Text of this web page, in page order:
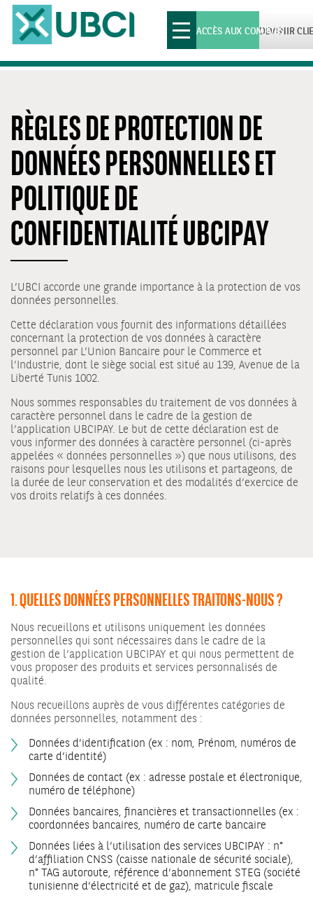
Toggle
navigationDEVENIR
ACCÈS AUX COMPTES
RÈGLES DE PROTECTION DE
DONNÉES PERSONNELLES ET
POLITIQUE DE
CONFIDENTIALITÉ UBCIPAY
L’UBCI accorde une grande importance à la protection de vos
données personnelles.
Cette déclaration vous fournit des informations détaillées
concernant la protection de vos données à caractère
personnel par L’Union Bancaire pour le Commerce et
l’Industrie, dont le siège social est situé au 139, Avenue de la
Liberté Tunis 1002.
Nous sommes responsables du traitement de vos données à
caractère personnel dans le cadre de la gestion de
l’application UBCIPAY. Le but de cette déclaration est de
vous informer des données à caractère personnel (ci-après
appelées « données personnelles ») que nous utilisons, des
raisons pour lesquelles nous les utilisons et partageons, de
la durée de leur conservation et des modalités d’exercice de
vos droits relatifs à ces données.
1. QUELLES DONNÉES PERSONNELLES TRAITONS-NOUS ?
Nous recueillons et utilisons uniquement les données
personnelles qui sont nécessaires dans le cadre de la
gestion de l’application UBCIPAY et qui nous permettent de
vous proposer des produits et services personnalisés de
qualité.
Nous recueillons auprès de vous différentes catégories de
données personnelles, notamment des :
Données d’identification (ex : nom, Prénom, numéros de
carte d’identité)
Données de contact (ex : adresse postale et électronique,
numéro de téléphone)
Données bancaires, financières et transactionnelles (ex :
coordonnées bancaires, numéro de carte bancaire
Données liées à l’utilisation des services UBCIPAY : n°
d’affiliation CNSS (caisse nationale de sécurité sociale),
n° TAG autoroute, référence d’abonnement STEG (société
tunisienne d’électricité et de gaz), matricule fiscale